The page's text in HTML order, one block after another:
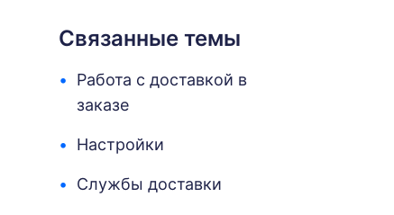
Связанные темы
Работа с доставкой в
заказе
Настройки
Службы доставки